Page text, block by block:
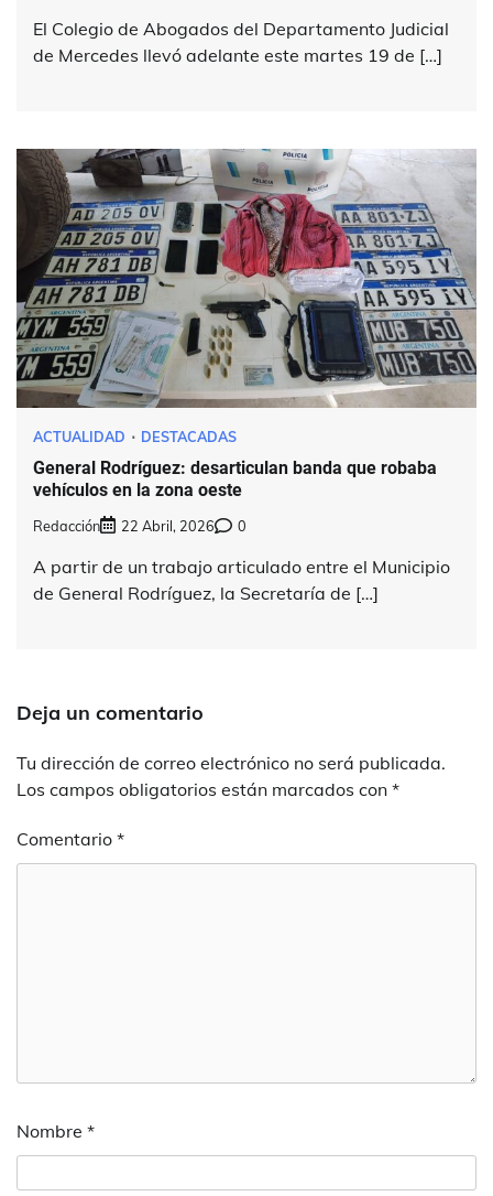
El Colegio de Abogados del Departamento Judicial
de Mercedes llevó adelante este martes 19 de […]
ACTUALIDAD DESTACADAS
General Rodríguez: desarticulan banda que robaba
vehículos en la zona oeste
Redacción 22 Abril, 2026 0
A partir de un trabajo articulado entre el Municipio
de General Rodríguez, la Secretaría de […]
Deja un comentario
Tu dirección de correo electrónico no será publicada.
Los campos obligatorios están marcados con *
Comentario *
Nombre *